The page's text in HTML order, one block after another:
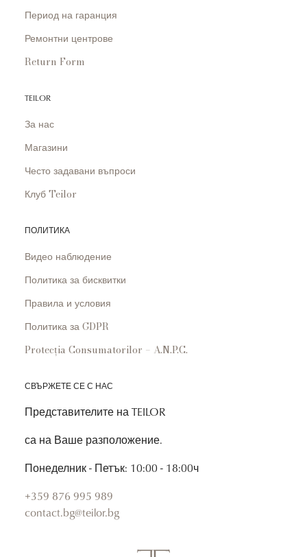
Период на гаранция
Ремонтни центрове
Return Form
TEILOR
За нас
Магазини
Често задавани въпроси
Клуб Teilor
ПОЛИТИКА
Видео наблюдение
Политика за бисквитки
Правила и условия
Политика за GDPR
Protecția Consumatorilor – A.N.P.C.
СВЪРЖЕТЕ СЕ С НАС
Представителите на TEILOR
са на Ваше разположение.
Понеделник - Петък: 10:00 - 18:00ч
+359 876 995 989
contact.bg@teilor.bg